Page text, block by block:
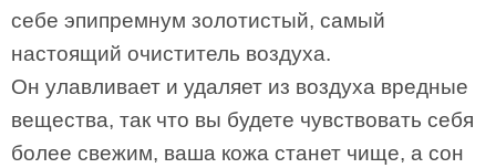
себе эпипремнум золотистый, самый
настоящий очиститель воздуха.
Он улавливает и удаляет из воздуха вредные
вещества, так что вы будете чувствовать себя
более свежим, ваша кожа станет чище, а сон